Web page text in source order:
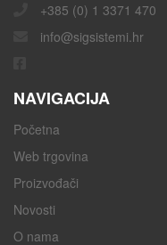
+385 (0) 1 3371 470
info@sigsistemi.hr
NAVIGACIJA
Početna
Web trgovina
Proizvođači
Novosti
O nama